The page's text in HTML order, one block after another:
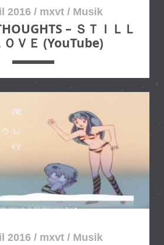
u
r
e
i
x
R
e
a
l
o
2016 / mxvt / Musik
– ＳＴＩＬＬ
ＯＶＥ (YouTube)
2016 / mxvt / Musik